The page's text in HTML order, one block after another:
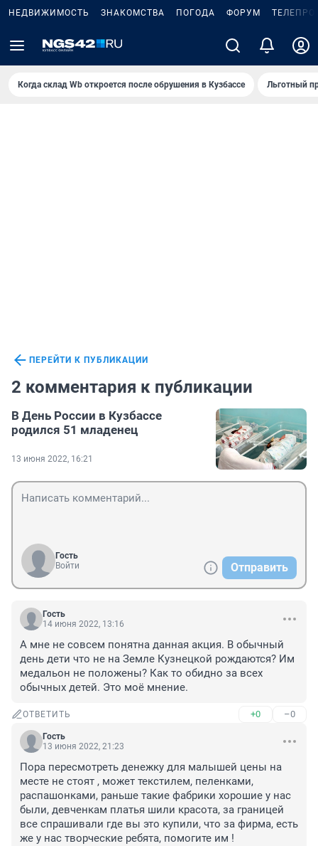
НЕДВИЖИМОСТЬ ЗНАКОМСТВА ПОГОДА ФОРУМ
Когда склад Wb откроется после обрушения в Кузбассе Льготный
ПЕРЕЙТИ К ПУБЛИКАЦИИ
2 комментария к публикации
В День России в Кузбассе
родился 51 младенец
13 июня 2022, 16:21
Гость
Войти
Отправить
Гость
14 июня 2022, 13:16
А мне не совсем понятна данная акция. В обычный
день дети что не на Земле Кузнецкой рождаются? Им
медальон не положены? Как то обидно за всех
обычных детей. Это моё мнение.
ОТВЕТИТЬ +0 –0
Гость
13 июня 2022, 21:23
Пора пересмотреть денежку для малышей цены на
месте не стоят , может текстилем, пеленками,
распашонками, раньше такие фабрики хорошие у нас
были, девченкам платья шили красота, за границей
все спрашивали где вы это купили, что за фирма, есть
же у нас творческие ребята, помогите им !